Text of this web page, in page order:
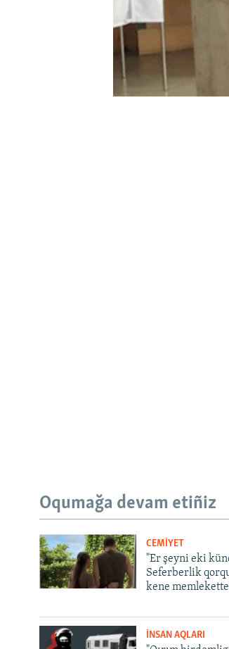
Oqumağa devam etiñiz
CEMİYET
"Er şeyni eki
Seferberlik
kene
İNSAN AQLARI